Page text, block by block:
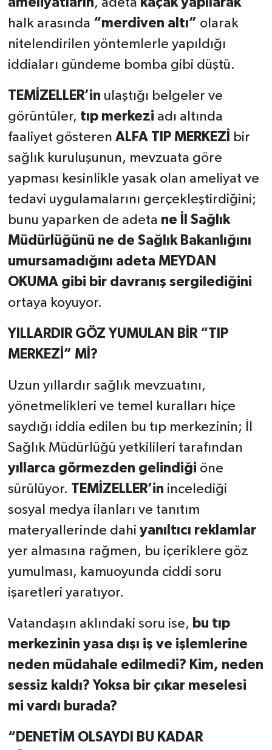
ameliyatların, adeta kaçak yapılarak
halk arasında “merdiven altı” olarak
nitelendirilen yöntemlerle yapıldığı
iddiaları gündeme bomba gibi düştü.
TEMİZELLER’in ulaştığı belgeler ve
görüntüler, tıp merkezi adı altında
faaliyet gösteren ALFA TIP MERKEZİ
bir
sağlık kuruluşunun, mevzuata göre
yapması kesinlikle yasak olan ameliyat ve
tedavi uygulamalarını gerçekleştirdiğini;
bunu yaparken de adeta ne İl Sağlık
Müdürlüğünü ne de Sağlık Bakanlığını
umursamadığını adeta MEYDAN
OKUMA gibi bir davranış sergilediğini
ortaya koyuyor.
YILLARDIR GÖZ YUMULAN BİR “TIP
MERKEZİ” Mİ?
Uzun yıllardır sağlık mevzuatını,
yönetmelikleri ve temel kuralları hiçe
saydığı iddia edilen bu tıp merkezinin; İl
Sağlık Müdürlüğü yetkilileri tarafından
yıllarca görmezden gelindiği öne
sürülüyor. TEMİZELLER’in incelediği
sosyal medya ilanları ve tanıtım
materyallerinde dahi yanıltıcı reklamlar
yer almasına rağmen, bu içeriklere göz
yumulması, kamuoyunda ciddi soru
işaretleri yaratıyor.
Vatandaşın aklındaki soru ise, bu tıp
merkezinin yasa dışı iş ve işlemlerine
neden müdahale edilmedi? Kim, neden
sessiz kaldı? Yoksa bir çıkar meselesi
mi vardı burada?
“DENETİM OLSAYDI BU KADAR